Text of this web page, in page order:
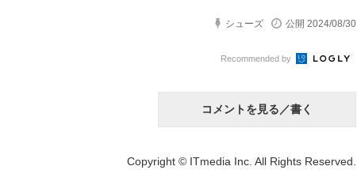
シューズ 公開 2024/08/30
Recommended by
コメントを見る／書く
Copyright © ITmedia Inc. All Rights Reserved.